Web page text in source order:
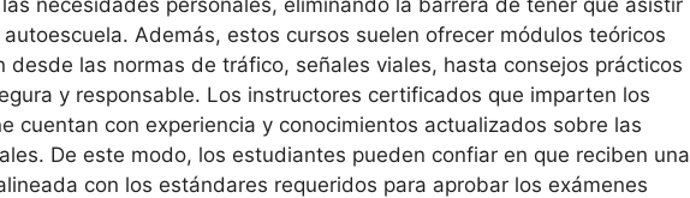
Además, estos cursos suelen ofrecer módulos teóricos
desde las normas de tráfico, señales viales, hasta consejos prácticos
y responsable. Los instructores certificados que imparten los
cuentan con experiencia y conocimientos actualizados sobre las
De este modo, los estudiantes pueden confiar en que reciben una
con los estándares requeridos para aprobar los exámenes